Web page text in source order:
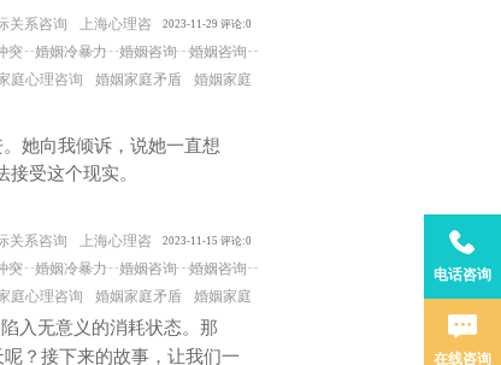
2023-11-29 评论:0
关系咨询
上海心理咨
突 婚姻冷暴力 婚姻咨询
婚姻咨询
庭心理咨询 婚姻家庭矛盾
婚姻家庭
她向我倾诉，说她一直想
受这个现实。
2023-11-15 评论:0
关系咨询
上海心理咨
突 婚姻冷暴力 婚姻咨询
婚姻咨询
庭心理咨询 婚姻家庭矛盾
婚姻家庭
入无意义的消耗状态。那
？接下来的故事，让我们一
电话咨询
在线咨询